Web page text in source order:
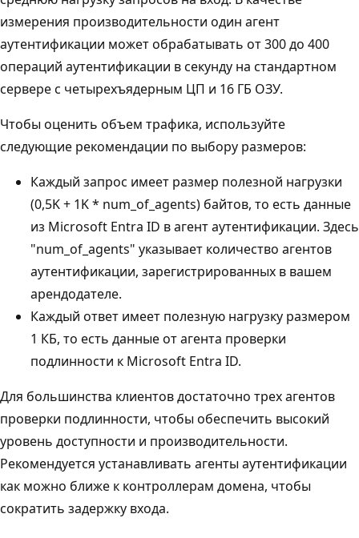
измерения производительности один агент
аутентификации может обрабатывать от 300 до 400
операций аутентификации в секунду на стандартном
сервере с четырехъядерным ЦП и 16 ГБ ОЗУ.
Чтобы оценить объем трафика, используйте
следующие рекомендации по выбору размеров:
Каждый запрос имеет размер полезной нагрузки
(0,5K + 1K * num_of_agents) байтов, то есть данные
из Microsoft Entra ID в агент аутентификации. Здесь
"num_of_agents" указывает количество агентов
аутентификации, зарегистрированных в вашем
арендодателе.
Каждый ответ имеет полезную нагрузку размером
1 КБ, то есть данные от агента проверки
подлинности к Microsoft Entra ID.
Для большинства клиентов достаточно трех агентов
проверки подлинности, чтобы обеспечить высокий
уровень доступности и производительности.
Рекомендуется устанавливать агенты аутентификации
как можно ближе к контроллерам домена, чтобы
сократить задержку входа.